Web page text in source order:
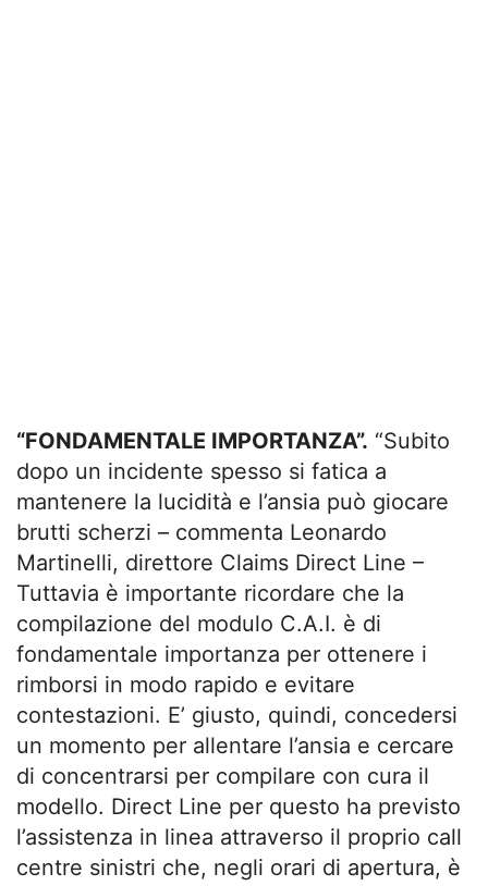
“FONDAMENTALE IMPORTANZA”. “Subito
dopo un incidente spesso si fatica a
mantenere la lucidità e l’ansia può giocare
brutti scherzi – commenta Leonardo
Martinelli, direttore Claims Direct Line –
Tuttavia è importante ricordare che la
compilazione del modulo C.A.I. è di
fondamentale importanza per ottenere i
rimborsi in modo rapido e evitare
contestazioni. E’ giusto, quindi, concedersi
un momento per allentare l’ansia e cercare
di concentrarsi per compilare con cura il
modello. Direct Line per questo ha previsto
l’assistenza in linea attraverso il proprio call
centre sinistri che, negli orari di apertura, è